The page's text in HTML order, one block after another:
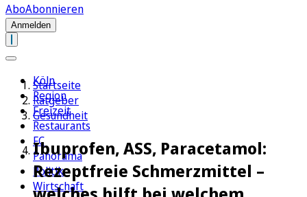
AboAbonnieren
Anmelden
Köln
Region
Freizeit
Restaurants
FC
Panorama
Politik
Wirtschaft
Startseite
Ratgeber
Gesundheit
Ibuprofen, ASS, Paracetamol:
Rezeptfreie Schmerzmittel –